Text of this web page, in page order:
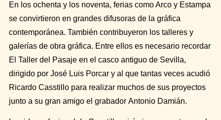
En los ochenta y los noventa, ferias como Arco y Estampa
se convirtieron en grandes difusoras de la gráfica
contemporánea. También contribuyeron los talleres y
galerías de obra gráfica. Entre ellos es necesario recordar
El Taller del Pasaje en el casco antiguo de Sevilla,
dirigido por José Luis Porcary al que tantas veces acudió
Ricardo Casstillo para realizar muchos de sus proyectos
junto a su gran amigo el grabador Antonio Damián.